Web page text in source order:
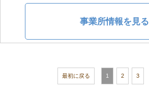
事業所情報を見る
最初に戻る 1 2 3